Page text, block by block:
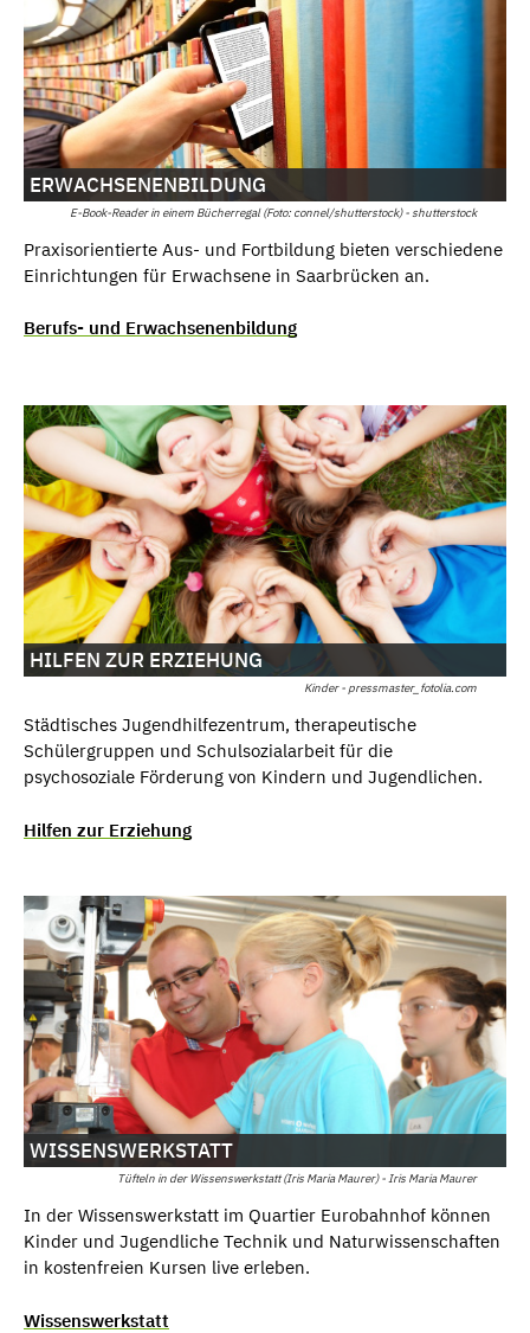
E-Book-Reader in einem Bücherregal (Foto: connel/shutterstock) - shutterstock
ERWACHSENENBILDUNG
Praxisorientierte Aus- und Fortbildung bieten verschiedene
Einrichtungen für Erwachsene in Saarbrücken an.
Berufs- und Erwachsenenbildung
Kinder - pressmaster_fotolia.com
HILFEN ZUR ERZIEHUNG
Städtisches Jugendhilfezentrum, therapeutische
Schülergruppen und Schulsozialarbeit für die
psychosoziale Förderung von Kindern und Jugendlichen.
Hilfen zur Erziehung
Tüfteln in der Wissenswerkstatt (Iris Maria Maurer) - Iris Maria Maurer
WISSENSWERKSTATT
In der Wissenswerkstatt im Quartier Eurobahnhof können
Kinder und Jugendliche Technik und Naturwissenschaften
in kostenfreien Kursen live erleben.
Wissenswerkstatt